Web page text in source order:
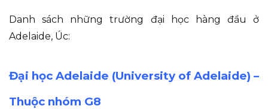
Danh sách những trường đại học hàng đầu ở
Adelaide, Úc:
Đại học Adelaide (University of Adelaide) –
Thuộc nhóm G8